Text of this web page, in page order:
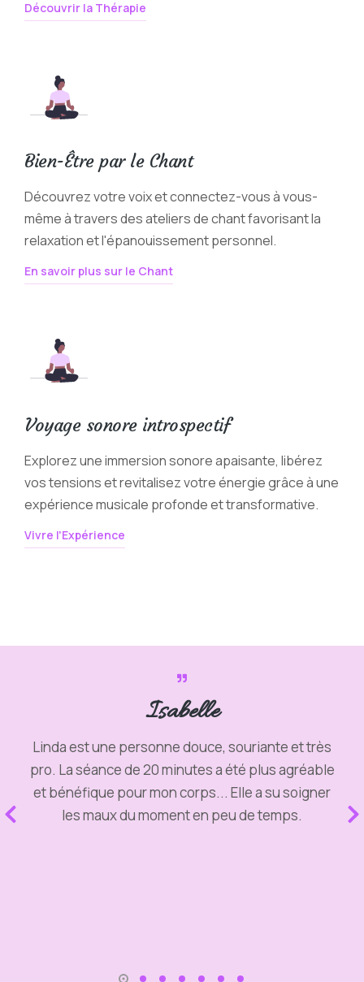
Découvrir la Thérapie
Bien-Être par le Chant
Découvrez votre voix et connectez-vous à vous-
même à travers des ateliers de chant favorisant la
relaxation et l'épanouissement personnel.
En savoir plus sur le Chant
Voyage sonore introspectif
Explorez une immersion sonore apaisante, libérez
vos tensions et revitalisez votre énergie grâce à une
expérience musicale profonde et transformative.
Vivre l'Expérience
Isabelle
Linda est une personne douce, souriante et très
pro. La séance de 20 minutes a été plus agréable
et bénéfique pour mon corps... Elle a su soigner
les maux du moment en peu de temps.